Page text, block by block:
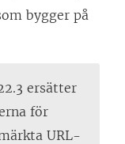
p
s
i
e
bygger på
ersätter
för
URL-